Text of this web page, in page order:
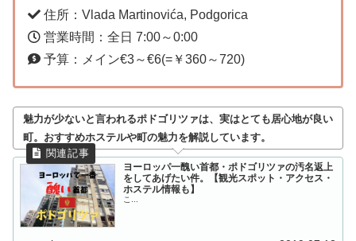
住所：Vlada Martinovića, Podgorica
営業時間：全日 7:00～0:00
予算：メイン€3～€6(=￥360～720)
魅力が少ないと言われるポドゴリツァは、実はとても居心地が良い
町。おすすめホステルや町の魅力を解説しています。
ヨーロッパ一醜い首都・ポドゴリツァの汚名返上
をしてあげたい件。【観光スポット・アクセス・
ホステル情報も】
こ...